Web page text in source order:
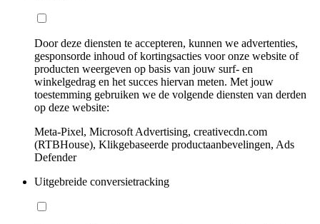
Door deze diensten te accepteren, kunnen we advertenties,
gesponsorde inhoud of kortingsacties voor onze website of
producten weergeven op basis van jouw surf- en
winkelgedrag en het succes hiervan meten. Met jouw
toestemming gebruiken we de volgende diensten van derden
op deze website:
Meta-Pixel, Microsoft Advertising, creativecdn.com
(RTBHouse), Klikgebaseerde productaanbevelingen, Ads
Defender
Uitgebreide conversietracking